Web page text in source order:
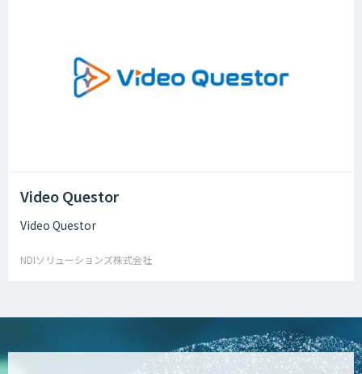
Video Questor
Video Questor
NDIソリューションズ株式会社